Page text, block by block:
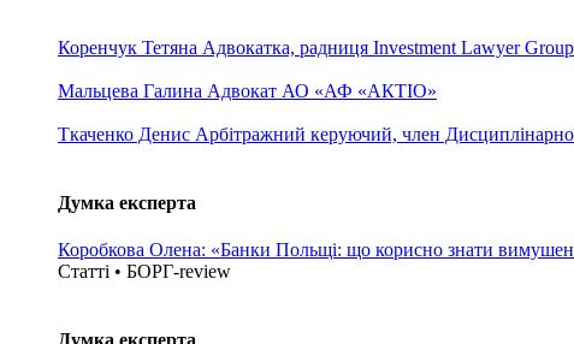
Коренчук Тетяна Адвокатка, радниця Investment Lawyer Group
Мальцева Галина Адвокат АО «АФ «АКТІО»
Ткаченко Денис Арбітражний керуючий, член
Думка експерта
Коробкова Олена: «Банки Польщі: що корисно знати
Статті • БОРГ-review